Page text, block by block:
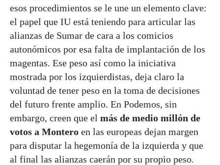
esos procedimientos se le une un elemento clave:
el papel que IU está teniendo para articular las
alianzas de Sumar de cara a los comicios
autonómicos por esa falta de implantación de los
magentas. Ese peso así como la iniciativa
mostrada por los izquierdistas, deja claro la
voluntad de tener peso en la toma de decisiones
del futuro frente amplio. En Podemos, sin
embargo, creen que el más de medio millón de
votos a Montero en las europeas dejan margen
para disputar la hegemonía de la izquierda y que
al final las alianzas caerán por su propio peso.